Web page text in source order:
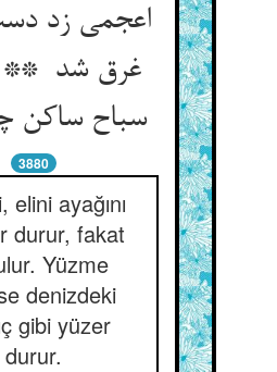
اعجمی زد
غرق شد **
سباح ساکن چون عمد
3880
elini ayağını
durur, fakat
Yüzme
denizdeki
gibi yüzer
durur.